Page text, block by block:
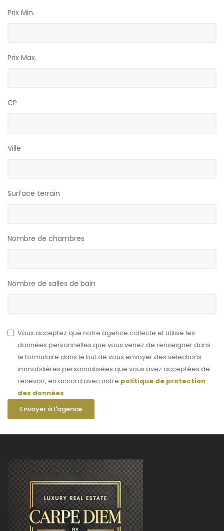
Prix Min.
Prix Max.
CP
Ville
Surface terrain
Nombre de chambres
Nombre de salles de bain
Vous acceptez que notre agence collecte et utilise les
données personnelles que vous venez de renseigner dans
le formulaire dans le but de vous envoyer des sélections
immobilières personnalisées que vous avez acceptées de
recevoir, en accord avec notre politique de protection
des données.
Envoyer à l'agence